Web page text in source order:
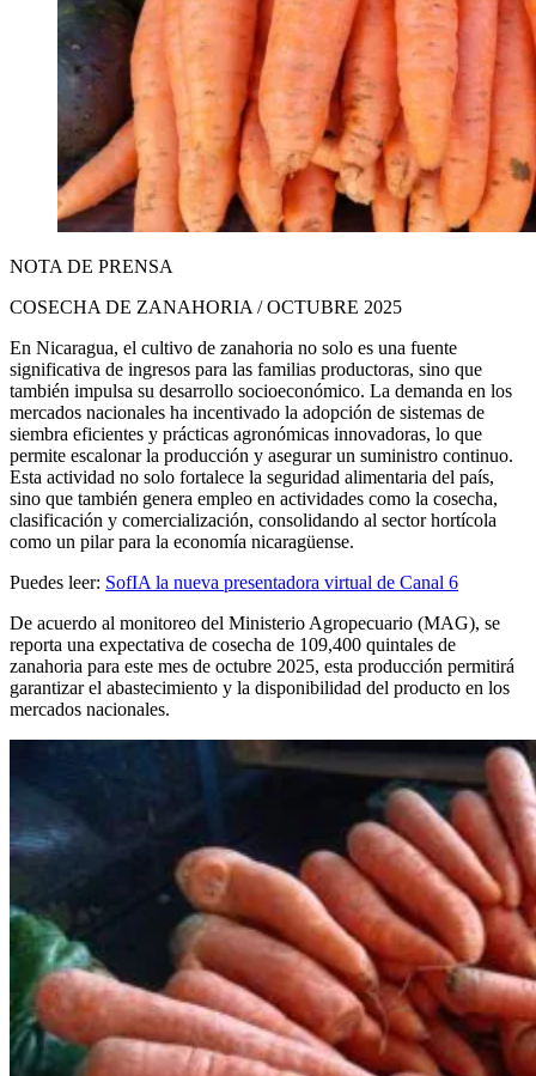
NOTA DE PRENSA
COSECHA DE ZANAHORIA / OCTUBRE 2025
En Nicaragua, el cultivo de zanahoria no solo es una fuente
significativa de ingresos para las familias productoras, sino que
también impulsa su desarrollo socioeconómico. La demanda en los
mercados nacionales ha incentivado la adopción de sistemas de
siembra eficientes y prácticas agronómicas innovadoras, lo que
permite escalonar la producción y asegurar un suministro continuo.
Esta actividad no solo fortalece la seguridad alimentaria del país,
sino que también genera empleo en actividades como la cosecha,
clasificación y comercialización, consolidando al sector hortícola
como un pilar para la economía nicaragüense.
Puedes leer: SofIA la nueva presentadora virtual de Canal 6
De acuerdo al monitoreo del Ministerio Agropecuario (MAG), se
reporta una expectativa de cosecha de 109,400 quintales de
zanahoria para este mes de octubre 2025, esta producción permitirá
garantizar el abastecimiento y la disponibilidad del producto en los
mercados nacionales.